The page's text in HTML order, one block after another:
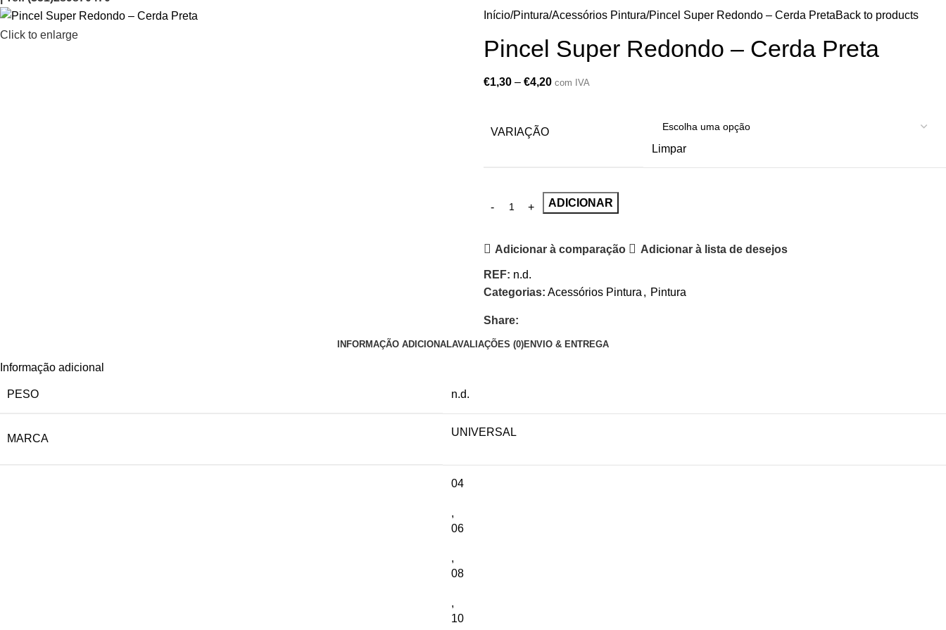
Click to enlarge
Início Pintura Acessórios Pintura Pincel Super Redondo – Cerda PretaBack to products
Pincel Super Redondo – Cerda Preta
€1,30 – €4,20 com IVA
VARIAÇÃO
Limpar
ADICIONAR
Adicionar à comparação Adicionar à lista de desejos
REF: n.d.
Categorias: Acessórios Pintura , Pintura
Share:
INFORMAÇÃO ADICIONALAVALIAÇÕES (0)ENVIO & ENTREGA
Informação adicional
PESO n.d.
MARCA
UNIVERSAL
04
,
06
,
08
,
10